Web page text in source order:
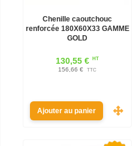
Chenille caoutchouc
renforcée 180X60X33 GAMME
GOLD
130,55 € HT
156,66 € TTC
Ajouter au panier